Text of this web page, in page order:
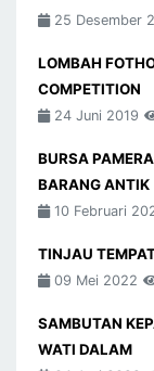
25 Desember
LOMBAH
COMPETITION
24 Juni 2019
BURSA
BARANG ANTIK
10 Februari
TINJAU
09 Mei 2022
SAMBUTAN
WATI DALAM